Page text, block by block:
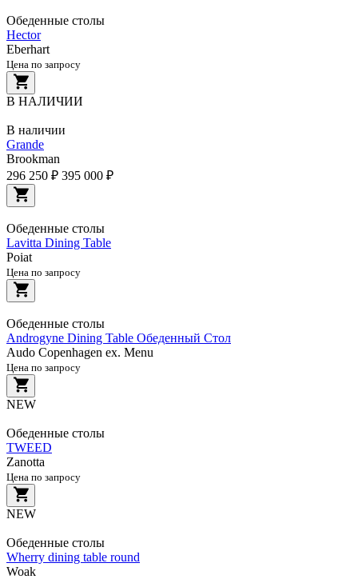
Обеденные столы
Hector
Eberhart
Цена по запросу
В НАЛИЧИИ
В наличии
Grande
Brookman
296 250 ₽ 395 000 ₽
Обеденные столы
Lavitta Dining Table
Poiat
Цена по запросу
Обеденные столы
Androgyne Dining Table Обеденный Стол
Audo Copenhagen ex. Menu
Цена по запросу
NEW
Обеденные столы
TWEED
Zanotta
Цена по запросу
NEW
Обеденные столы
Wherry dining table round
Woak